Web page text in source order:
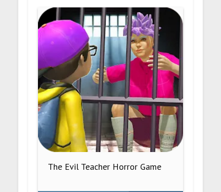
The Evil Teacher Horror Game